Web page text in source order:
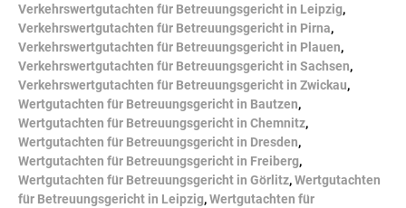
Verkehrswertgutachten für Betreuungsgericht in Leipzig,
Verkehrswertgutachten für Betreuungsgericht in Pirna,
Verkehrswertgutachten für Betreuungsgericht in Plauen,
Verkehrswertgutachten für Betreuungsgericht in Sachsen,
Verkehrswertgutachten für Betreuungsgericht in Zwickau,
Wertgutachten für Betreuungsgericht in Bautzen,
Wertgutachten für Betreuungsgericht in Chemnitz,
Wertgutachten für Betreuungsgericht in Dresden,
Wertgutachten für Betreuungsgericht in Freiberg,
Wertgutachten für Betreuungsgericht in Görlitz,Wertgutachten
für Betreuungsgericht in Leipzig,Wertgutachten für